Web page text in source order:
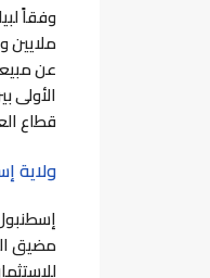
عن
الأولى
قطاع
ولاية
مضيق